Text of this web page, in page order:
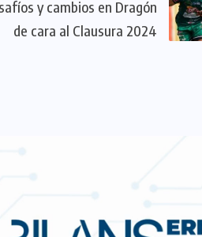
y cambios en Dragón
de cara al Clausura 2024